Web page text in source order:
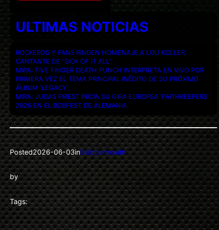
ULTIMAS NOTICIAS
ROCKEROS Y FANS RINDEN HOMENAJE A LOU KOLLER,
CANTANTE DE “SICK OF IT ALL”.
MIRA: FIVE FINGER DEATH PUNCH INTERPRETA EN VIVO POR
PRIMERA VEZ EL TEMA PRINCIPAL INÉDITO DE SU PRÓXIMO
ÁLBUM ‘LEGACY’.
MIRA: JUDAS PRIEST INICIA SU GIRA EUROPEA ‘FAITHKEEPERS’
2026 EN EL BOBFEST DE ALEMANIA.
Posted2026-06-03inBlabbermouth
by
Tags: